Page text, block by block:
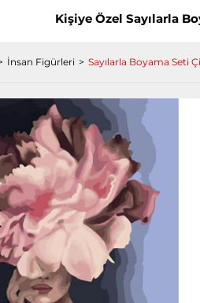
Kişiye Özel Sayılarla
İnsan Figürleri Sayılarla Boyama Seti